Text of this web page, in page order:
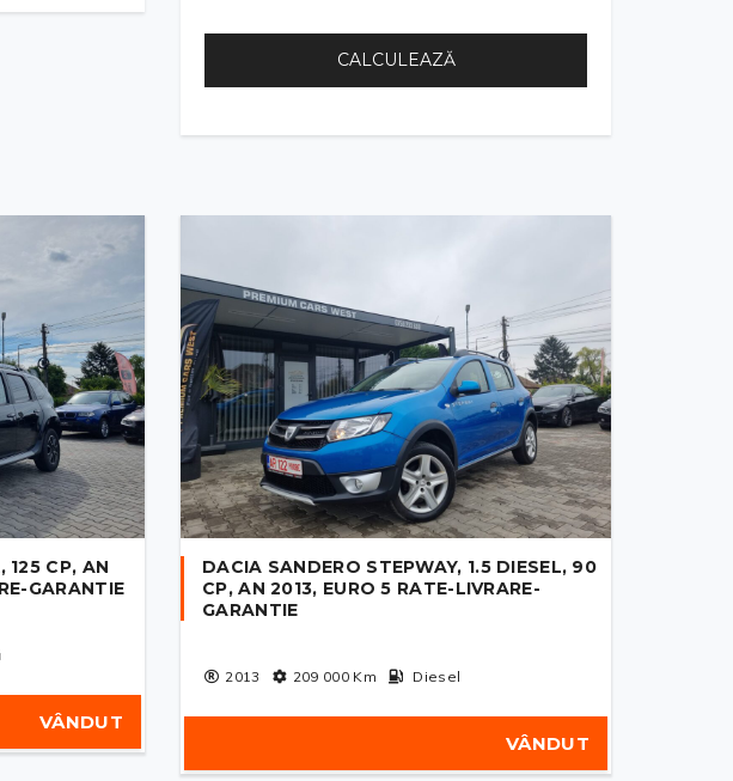
CALCULEAZĂ
125 CP, AN
GARANTIE
VÂNDUT
DACIA SANDERO STEPWAY, 1.5 DIESEL, 90
CP, AN 2013, EURO 5 RATE-LIVRARE-
GARANTIE
2013 209 000Km Diesel
VÂNDUT